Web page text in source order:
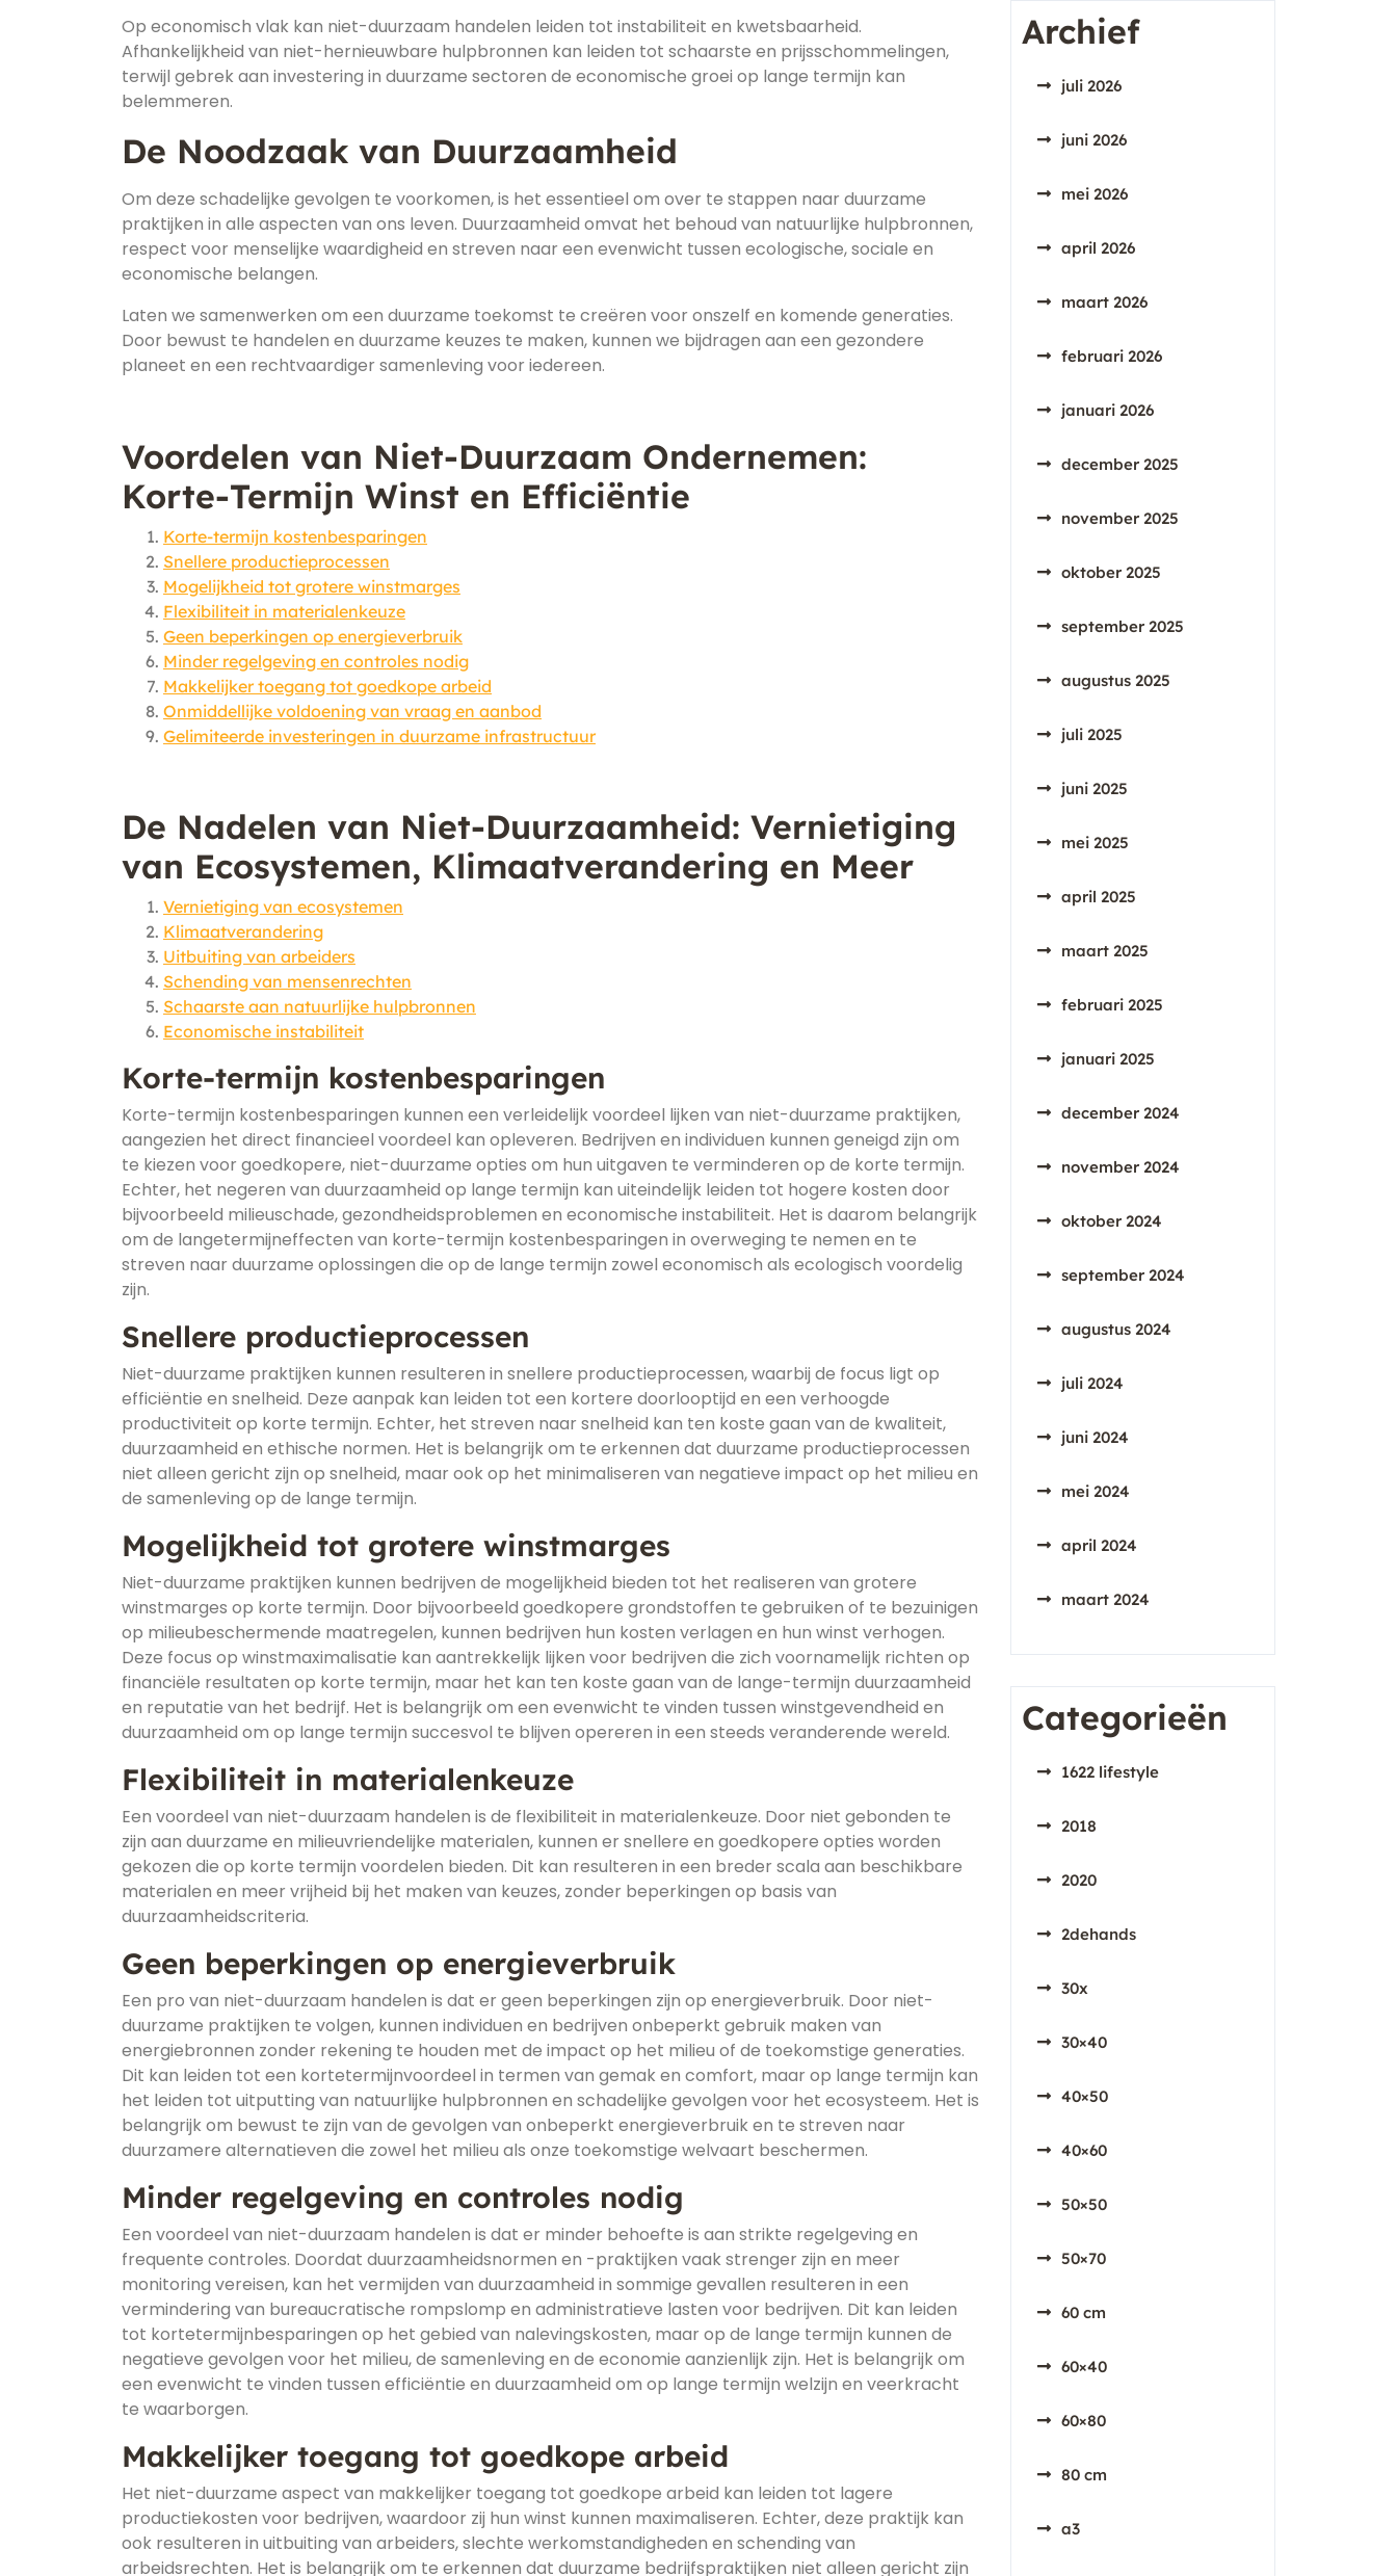
Op economisch vlak kan niet-duurzaam handelen leiden tot instabiliteit en kwetsbaarheid.
Afhankelijkheid van niet-hernieuwbare hulpbronnen kan leiden tot schaarste en prijsschommelingen,
terwijl gebrek aan investering in duurzame sectoren de economische groei op lange termijn kan
belemmeren.
De Noodzaak van Duurzaamheid
Om deze schadelijke gevolgen te voorkomen, is het essentieel om over te stappen naar duurzame
praktijken in alle aspecten van ons leven. Duurzaamheid omvat het behoud van natuurlijke hulpbronnen,
respect voor menselijke waardigheid en streven naar een evenwicht tussen ecologische, sociale en
economische belangen.
Laten we samenwerken om een duurzame toekomst te creëren voor onszelf en komende generaties.
Door bewust te handelen en duurzame keuzes te maken, kunnen we bijdragen aan een gezondere
planeet en een rechtvaardiger samenleving voor iedereen.
Voordelen van Niet-Duurzaam Ondernemen:
Korte-Termijn Winst en Efficiëntie
Korte-termijn kostenbesparingen
Snellere productieprocessen
Mogelijkheid tot grotere winstmarges
Flexibiliteit in materialenkeuze
Geen beperkingen op energieverbruik
Minder regelgeving en controles nodig
Makkelijker toegang tot goedkope arbeid
Onmiddellijke voldoening van vraag en aanbod
Gelimiteerde investeringen in duurzame infrastructuur
De Nadelen van Niet-Duurzaamheid: Vernietiging
van Ecosystemen, Klimaatverandering en Meer
Vernietiging van ecosystemen
Klimaatverandering
Uitbuiting van arbeiders
Schending van mensenrechten
Schaarste aan natuurlijke hulpbronnen
Economische instabiliteit
Korte-termijn kostenbesparingen
Korte-termijn kostenbesparingen kunnen een verleidelijk voordeel lijken van niet-duurzame praktijken,
aangezien het direct financieel voordeel kan opleveren. Bedrijven en individuen kunnen geneigd zijn om
te kiezen voor goedkopere, niet-duurzame opties om hun uitgaven te verminderen op de korte termijn.
Echter, het negeren van duurzaamheid op lange termijn kan uiteindelijk leiden tot hogere kosten door
bijvoorbeeld milieuschade, gezondheidsproblemen en economische instabiliteit. Het is daarom belangrijk
om de langetermijneffecten van korte-termijn kostenbesparingen in overweging te nemen en te
streven naar duurzame oplossingen die op de lange termijn zowel economisch als ecologisch voordelig
zijn.
Snellere productieprocessen
Niet-duurzame praktijken kunnen resulteren in snellere productieprocessen, waarbij de focus ligt op
efficiëntie en snelheid. Deze aanpak kan leiden tot een kortere doorlooptijd en een verhoogde
productiviteit op korte termijn. Echter, het streven naar snelheid kan ten koste gaan van de kwaliteit,
duurzaamheid en ethische normen. Het is belangrijk om te erkennen dat duurzame productieprocessen
niet alleen gericht zijn op snelheid, maar ook op het minimaliseren van negatieve impact op het milieu en
de samenleving op de lange termijn.
Mogelijkheid tot grotere winstmarges
Niet-duurzame praktijken kunnen bedrijven de mogelijkheid bieden tot het realiseren van grotere
winstmarges op korte termijn. Door bijvoorbeeld goedkopere grondstoffen te gebruiken of te bezuinigen
op milieubeschermende maatregelen, kunnen bedrijven hun kosten verlagen en hun winst verhogen.
Deze focus op winstmaximalisatie kan aantrekkelijk lijken voor bedrijven die zich voornamelijk richten op
financiële resultaten op korte termijn, maar het kan ten koste gaan van de lange-termijn duurzaamheid
en reputatie van het bedrijf. Het is belangrijk om een evenwicht te vinden tussen winstgevendheid en
duurzaamheid om op lange termijn succesvol te blijven opereren in een steeds veranderende wereld.
Flexibiliteit in materialenkeuze
Een voordeel van niet-duurzaam handelen is de flexibiliteit in materialenkeuze. Door niet gebonden te
zijn aan duurzame en milieuvriendelijke materialen, kunnen er snellere en goedkopere opties worden
gekozen die op korte termijn voordelen bieden. Dit kan resulteren in een breder scala aan beschikbare
materialen en meer vrijheid bij het maken van keuzes, zonder beperkingen op basis van
duurzaamheidscriteria.
Geen beperkingen op energieverbruik
Een pro van niet-duurzaam handelen is dat er geen beperkingen zijn op energieverbruik. Door niet-
duurzame praktijken te volgen, kunnen individuen en bedrijven onbeperkt gebruik maken van
energiebronnen zonder rekening te houden met de impact op het milieu of de toekomstige generaties.
Dit kan leiden tot een kortetermijnvoordeel in termen van gemak en comfort, maar op lange termijn kan
het leiden tot uitputting van natuurlijke hulpbronnen en schadelijke gevolgen voor het ecosysteem. Het is
belangrijk om bewust te zijn van de gevolgen van onbeperkt energieverbruik en te streven naar
duurzamere alternatieven die zowel het milieu als onze toekomstige welvaart beschermen.
Minder regelgeving en controles nodig
Een voordeel van niet-duurzaam handelen is dat er minder behoefte is aan strikte regelgeving en
frequente controles. Doordat duurzaamheidsnormen en -praktijken vaak strenger zijn en meer
monitoring vereisen, kan het vermijden van duurzaamheid in sommige gevallen resulteren in een
vermindering van bureaucratische rompslomp en administratieve lasten voor bedrijven. Dit kan leiden
tot kortetermijnbesparingen op het gebied van nalevingskosten, maar op de lange termijn kunnen de
negatieve gevolgen voor het milieu, de samenleving en de economie aanzienlijk zijn. Het is belangrijk om
een evenwicht te vinden tussen efficiëntie en duurzaamheid om op lange termijn welzijn en veerkracht
te waarborgen.
Makkelijker toegang tot goedkope arbeid
Het niet-duurzame aspect van makkelijker toegang tot goedkope arbeid kan leiden tot lagere
productiekosten voor bedrijven, waardoor zij hun winst kunnen maximaliseren. Echter, deze praktijk kan
ook resulteren in uitbuiting van arbeiders, slechte werkomstandigheden en schending van
arbeidsrechten. Het is belangrijk om te erkennen dat duurzame bedrijfspraktijken niet alleen gericht zijn
Archief
juli 2026
juni 2026
mei 2026
april 2026
maart 2026
februari 2026
januari 2026
december 2025
november 2025
oktober 2025
september 2025
augustus 2025
juli 2025
juni 2025
mei 2025
april 2025
maart 2025
februari 2025
januari 2025
december 2024
november 2024
oktober 2024
september 2024
augustus 2024
juli 2024
juni 2024
mei 2024
april 2024
maart 2024
Categorieën
1622 lifestyle
2018
2020
2dehands
30x
30×40
40×50
40×60
50×50
50×70
60 cm
60×40
60×80
80 cm
a3